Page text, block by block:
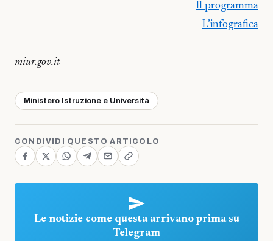
Il programma
L’infografica
miur.gov.it
Ministero Istruzione e Università
CONDIVIDI QUESTO ARTICOLO
Le notizie come questa arrivano prima su
Telegram